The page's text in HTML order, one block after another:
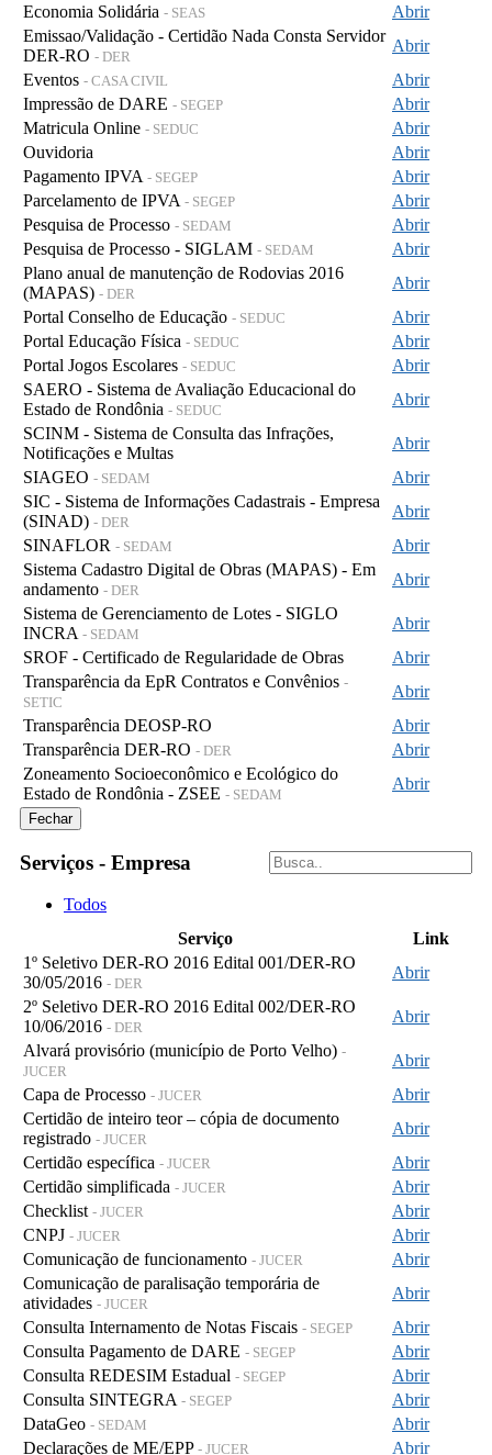
Economia Solidária - SEAS
Abrir
Emissao/Validação - Certidão Nada Consta Servidor
DER-RO - DER
Abrir
Eventos - CASA CIVIL
Abrir
Impressão de DARE - SEGEP
Abrir
Matricula Online - SEDUC
Abrir
Ouvidoria
Abrir
Pagamento IPVA - SEGEP
Abrir
Parcelamento de IPVA - SEGEP
Abrir
Pesquisa de Processo - SEDAM
Abrir
Pesquisa de Processo - SIGLAM - SEDAM
Abrir
Plano anual de manutenção de Rodovias 2016
(MAPAS) - DER
Abrir
Portal Conselho de Educação - SEDUC
Abrir
Portal Educação Física - SEDUC
Abrir
Portal Jogos Escolares - SEDUC
Abrir
SAERO - Sistema de Avaliação Educacional do
Estado de Rondônia - SEDUC
Abrir
SCINM - Sistema de Consulta das Infrações,
Notificações e Multas
Abrir
SIAGEO - SEDAM
Abrir
SIC - Sistema de Informações Cadastrais - Empresa
(SINAD) - DER
Abrir
SINAFLOR - SEDAM
Abrir
Sistema Cadastro Digital de Obras (MAPAS) - Em
andamento - DER
Abrir
Sistema de Gerenciamento de Lotes - SIGLO
INCRA - SEDAM
Abrir
SROF - Certificado de Regularidade de Obras
Abrir
Transparência da EpR Contratos e Convênios -
SETIC
Abrir
Transparência DEOSP-RO
Abrir
Transparência DER-RO - DER
Abrir
Zoneamento Socioeconômico e Ecológico do
Estado de Rondônia - ZSEE - SEDAM
Abrir
Fechar
Serviços - Empresa
Todos
Serviço
Link
1º Seletivo DER-RO 2016 Edital 001/DER-RO
30/05/2016 - DER
Abrir
2º Seletivo DER-RO 2016 Edital 002/DER-RO
10/06/2016 - DER
Abrir
Alvará provisório (município de Porto Velho) -
JUCER
Abrir
Capa de Processo - JUCER
Abrir
Certidão de inteiro teor – cópia de documento
registrado - JUCER
Abrir
Certidão específica - JUCER
Abrir
Certidão simplificada - JUCER
Abrir
Checklist - JUCER
Abrir
CNPJ - JUCER
Abrir
Comunicação de funcionamento - JUCER
Abrir
Comunicação de paralisação temporária de
atividades - JUCER
Abrir
Consulta Internamento de Notas Fiscais - SEGEP
Abrir
Consulta Pagamento de DARE - SEGEP
Abrir
Consulta REDESIM Estadual - SEGEP
Abrir
Consulta SINTEGRA - SEGEP
Abrir
DataGeo - SEDAM
Abrir
Declarações de ME/EPP - JUCER Abrir